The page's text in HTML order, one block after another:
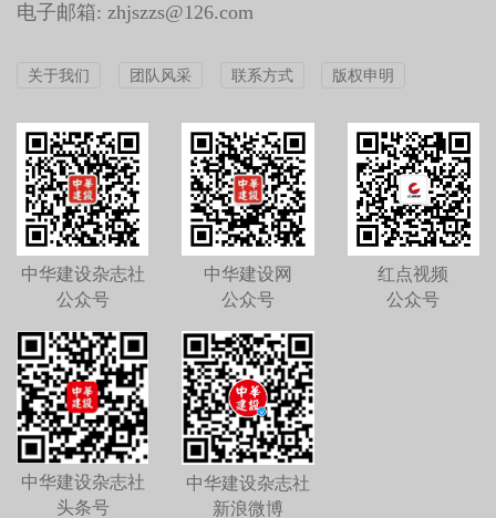
电子邮箱: zhjszzs@126.com
关于我们 团队风采 联系方式 版权申明
中华建设杂志社
公众号
中华建设网
公众号
红点视频
公众号
中华建设杂志社
头条号
中华建设杂志社
新浪微博